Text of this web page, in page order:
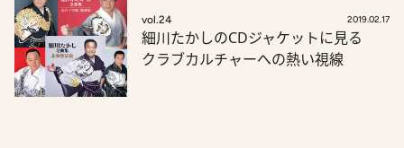
vol.24 2019.02.17
細川たかしのCDジャケットに見る
クラブカルチャーへの熱い視線